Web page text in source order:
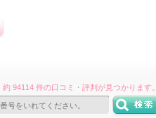
94114 件の口コミ・評判が見つかります。